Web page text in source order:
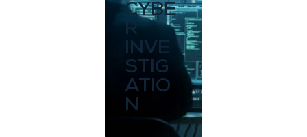
CYBE
R
INVE
STIG
ATIO
N